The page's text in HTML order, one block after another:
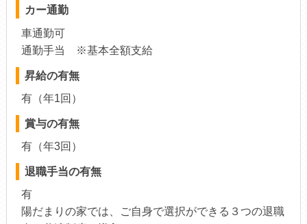
カー通勤
車通勤可
通勤手当 ※基本全額支給
昇給の有無
有（年1回）
賞与の有無
有（年3回）
退職手当の有無
有
陽だまりの家では、ご自身で選択ができる３つの退職